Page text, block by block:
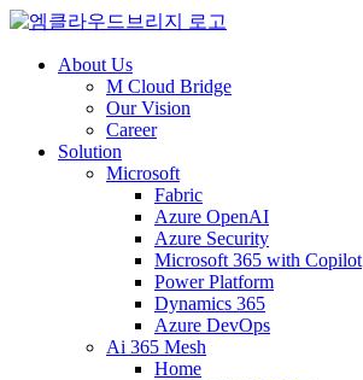
About Us
M Cloud Bridge
Our Vision
Career
Solution
Microsoft
Fabric
Azure OpenAI
Azure Security
Microsoft 365 with Copilot
Power Platform
Dynamics 365
Azure DevOps
Ai 365 Mesh
Home